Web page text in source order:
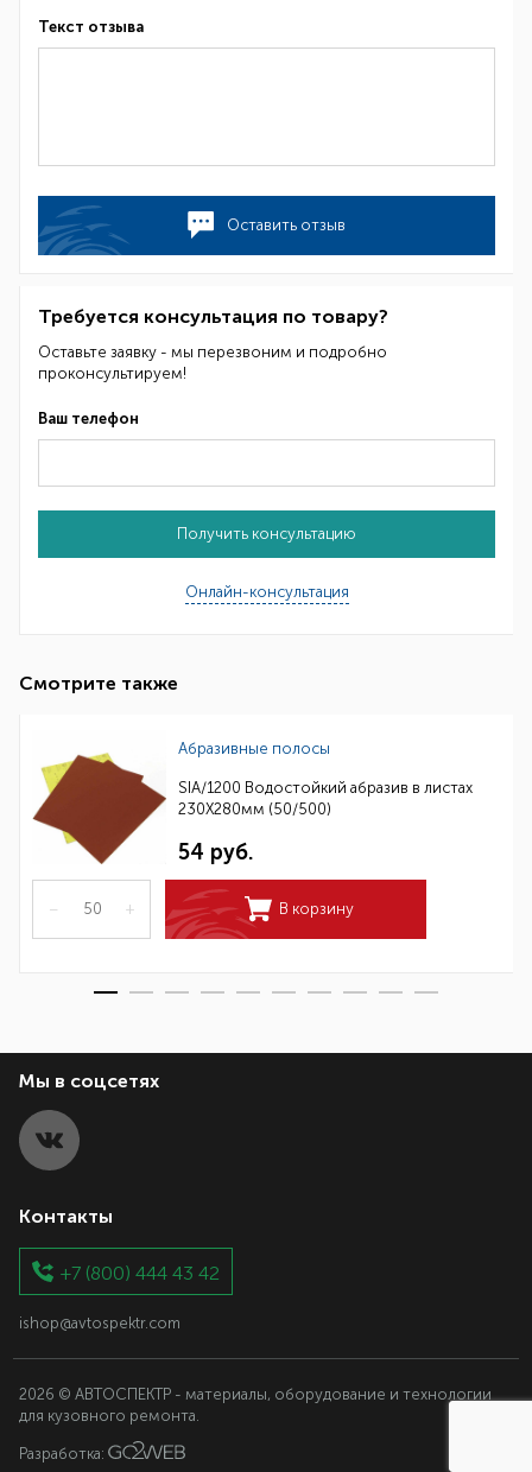
Текст отзыва
Оставить отзыв
Требуется консультация по товару?
Оставьте заявку - мы перезвоним и подробно
проконсультируем!
Ваш телефон
Получить консультацию
Онлайн-консультация
Смотрите также
Абразивные полосы
SIA/1200 Водостойкий абразив в листах
230Х280мм (50/500)
54 руб.
– + В корзину
Мы в соцсетях
Контакты
+7 (800) 444 43 42
ishop@avtospektr.com
2026 © АВТОСПЕКТР - материалы, оборудование и технологии
для кузовного ремонта.
Разработка: